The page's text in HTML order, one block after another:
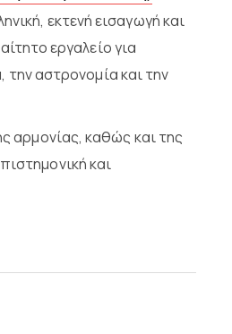
εκτενή εισαγωγή και
εργαλείο για
την αστρονομία και την
αρμονίας, καθώς και της
και